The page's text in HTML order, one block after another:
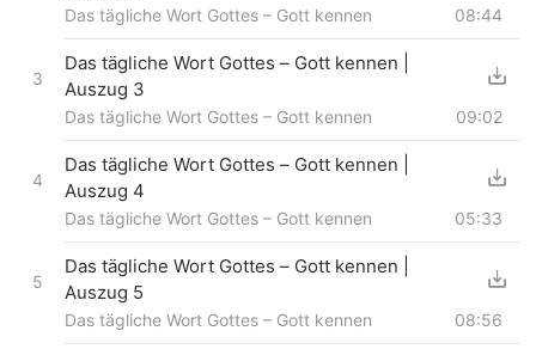
Das tägliche Wort Gottes – Gott kennen 08:44
3
Das tägliche Wort Gottes – Gott kennen |
Auszug 3
Das tägliche Wort Gottes – Gott kennen 09:02
4
Das tägliche Wort Gottes – Gott kennen |
Auszug 4
Das tägliche Wort Gottes – Gott kennen 05:33
5
Das tägliche Wort Gottes – Gott kennen |
Auszug 5
Das tägliche Wort Gottes – Gott kennen 08:56